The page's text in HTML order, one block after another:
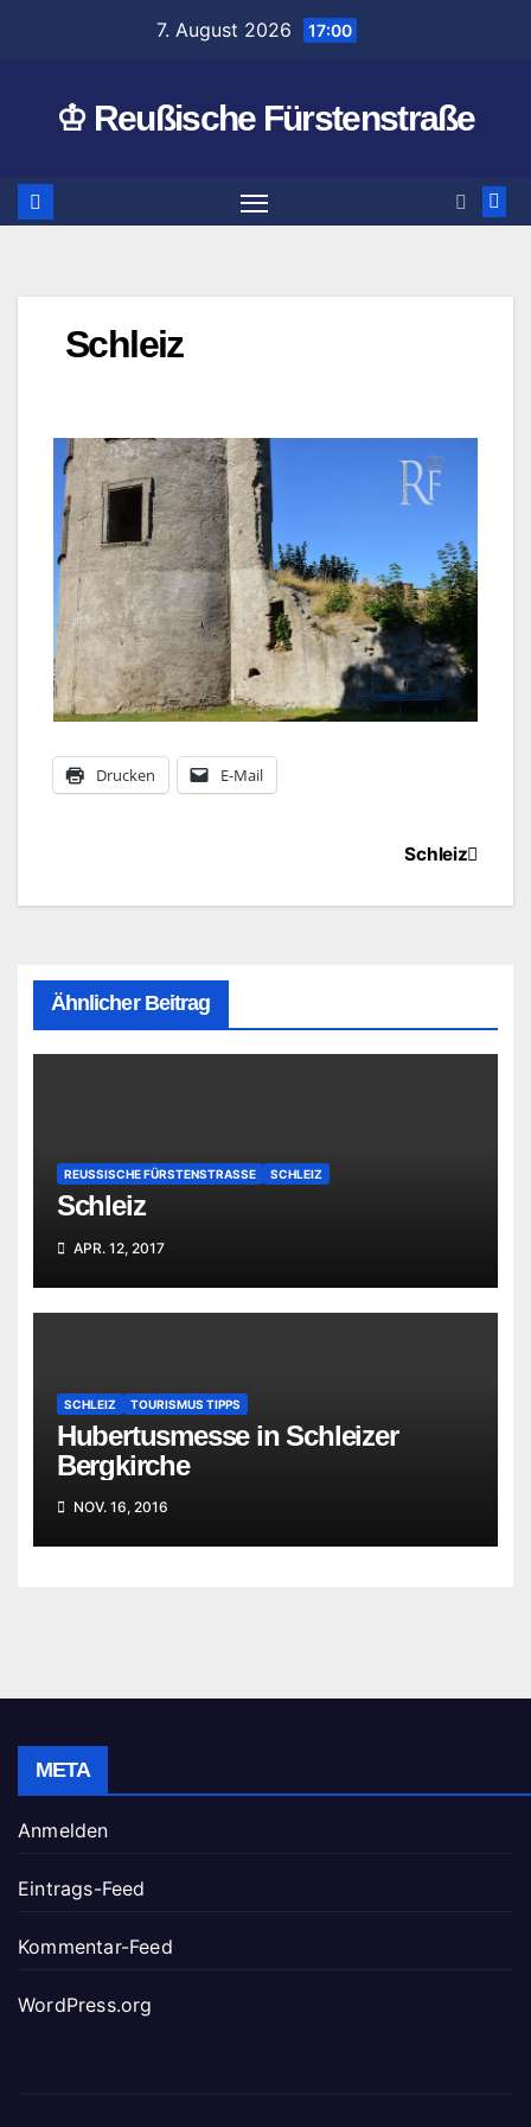
7. August 2026 17:00
♔ Reußische Fürstenstraße
Schleiz
Drucken E-Mail
Schleiz
Ähnlicher Beitrag
REUSSISCHE FÜRSTENSTRASSE SCHLEIZ
Schleiz
APR. 12, 2017
SCHLEIZ TOURISMUS TIPPS
Hubertusmesse in Schleizer
Bergkirche
NOV. 16, 2016
META
Anmelden
Eintrags-Feed
Kommentar-Feed
WordPress.org